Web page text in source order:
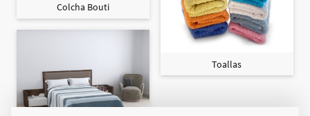
Colcha Bouti
Toallas